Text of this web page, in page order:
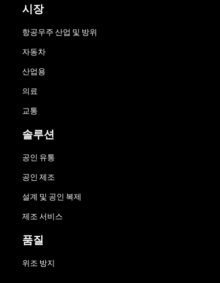
시장
항공우주 산업 및 방위
자동차
산업용
의료
교통
솔루션
공인 유통
공인 제조
설계 및 공인 복제
제조 서비스
품질
위조 방지